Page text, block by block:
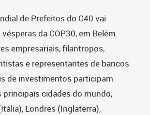
de Prefeitos do C40 vai
da COP30, em Belém.
empresariais, filantropos,
e representantes de bancos
de investimentos participam
principais cidades do mundo,
Londres (Inglaterra),